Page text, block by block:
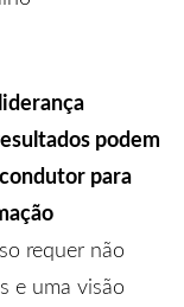
podem
para
requer não
e uma visão